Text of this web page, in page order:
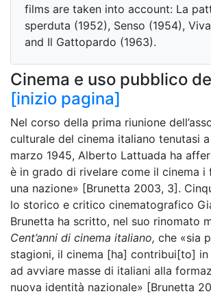
films are taken into account: La
sperduta (1952), Senso (1954),
and Il Gattopardo (1963).
Cinema e uso pubblico
[inizio pagina]
Nel corso della prima riunione
culturale del cinema italiano tenutasi a
marzo 1945, Alberto Lattuada ha
è in grado di rivelare come il cinema i
una nazione» [Brunetta 2003, 3].
lo storico e critico cinematografico
Brunetta ha scritto, nel suo rinomato
Cent’anni di cinema italiano, che «sia
stagioni, il cinema [ha] contribui[to]
ad avviare masse di italiani alla
nuova identità nazionale» [Brunetta